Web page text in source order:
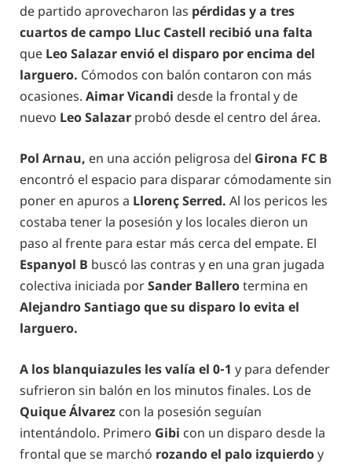
de partido aprovecharon las pérdidas y a tres
cuartos de campo Lluc Castell recibió una falta
que Leo Salazar envió el disparo por encima del
larguero. Cómodos con balón contaron con más
ocasiones. Aimar Vicandi desde la frontal y de
nuevo Leo Salazar probó desde el centro del área.
Pol Arnau, en una acción peligrosa del Girona FC B
encontró el espacio para disparar cómodamente sin
poner en apuros a Llorenç Serred. Al los pericos les
costaba tener la posesión y los locales dieron un
paso al frente para estar más cerca del empate. El
Espanyol B buscó las contras y en una gran jugada
colectiva iniciada porSander Ballerotermina en
Alejandro Santiago que su disparo lo evita el
larguero.
A los blanquiazules les valía el 0-1 y para defender
sufrieron sin balón en los minutos finales. Los de
Quique Álvarez con la posesión seguían
intentándolo. Primero Gibi con un disparo desde la
frontal que se marchó rozando el palo izquierdoy